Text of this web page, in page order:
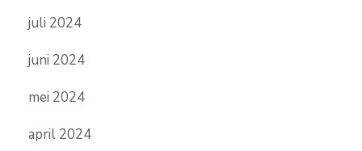
juli 2024
juni 2024
mei 2024
april 2024